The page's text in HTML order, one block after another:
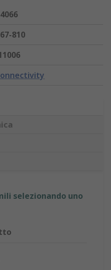
810
selezionando uno